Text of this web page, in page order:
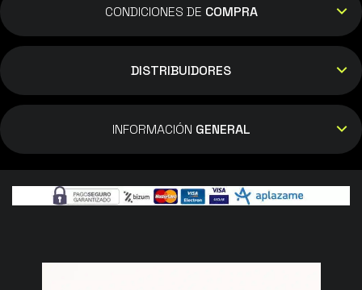
CONDICIONES DE COMPRA
DISTRIBUIDORES
INFORMACIÓN GENERAL